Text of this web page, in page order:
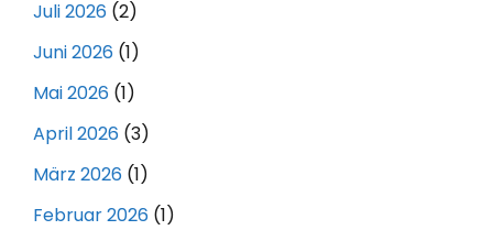
Juli 2026 (2)
Juni 2026 (1)
Mai 2026 (1)
April 2026 (3)
März 2026 (1)
Februar 2026 (1)